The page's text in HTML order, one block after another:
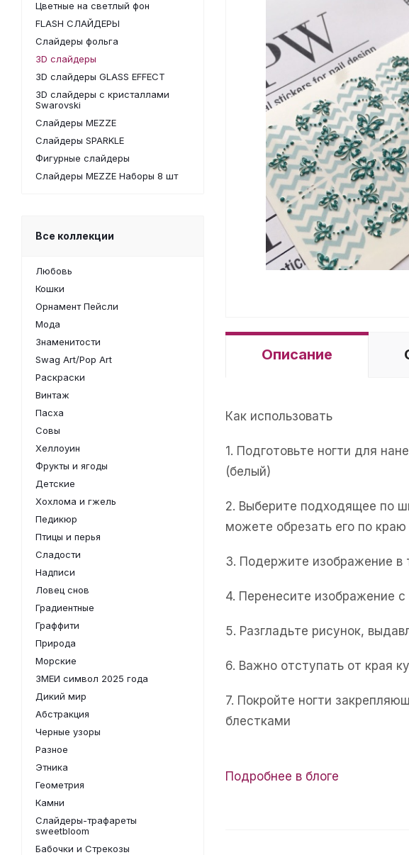
Описание
Как использовать
1. Подготовьте ногти для
(белый)
2. Выберите подходящее по
можете обрезать его по краю
3. Подержите изображение в
4. Перенесите изображение
5. Разгладьте рисунок,
6. Важно отступать от края
7. Покройте ногти
блестками
Подробнее в блоге
Цветные на светлый фон
FLASH СЛАЙДЕРЫ
Слайдеры фольга
3D слайдеры
3D слайдеры GLASS EFFECT
3D слайдеры с кристаллами
Swarovski
Слайдеры MEZZE
Слайдеры SPARKLE
Фигурные слайдеры
Слайдеры MEZZE Наборы 8 шт
Все коллекции
Любовь
Кошки
Орнамент Пейсли
Мода
Знаменитости
Swag Art/Pop Art
Раскраски
Винтаж
Пасха
Совы
Хеллоуин
Фрукты и ягоды
Детские
Хохлома и гжель
Педикюр
Птицы и перья
Сладости
Надписи
Ловец снов
Градиентные
Граффити
Природа
Морские
ЗМЕИ символ 2025 года
Дикий мир
Абстракция
Черные узоры
Разное
Этника
Геометрия
Камни
Слайдеры-трафареты
sweetbloom
Бабочки и Стрекозы